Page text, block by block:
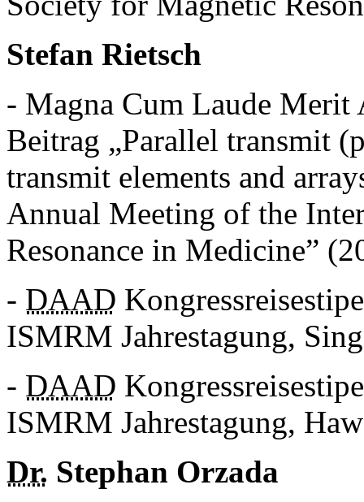
Stefan Rietsch
- Magna Cum Laude
Beitrag „Parallel transmit
transmit elements and
Annual Meeting of the
Resonance in Medicine”
- DAAD
ISMRM Jahrestagung,
- DAAD
ISMRM Jahrestagung,
Dr. Stephan Orzada